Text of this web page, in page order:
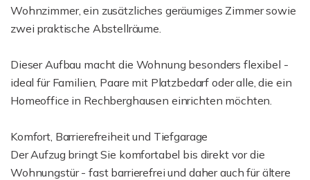
Wohnzimmer, ein zusätzliches geräumiges Zimmer sowie
zwei praktische Abstellräume.
Dieser Aufbau macht die Wohnung besonders flexibel -
ideal für Familien, Paare mit Platzbedarf oder alle, die ein
Homeoffice in Rechberghausen einrichten möchten.
Komfort, Barrierefreiheit und Tiefgarage
Der Aufzug bringt Sie komfortabel bis direkt vor die
Wohnungstür - fast barrierefrei und daher auch für ältere